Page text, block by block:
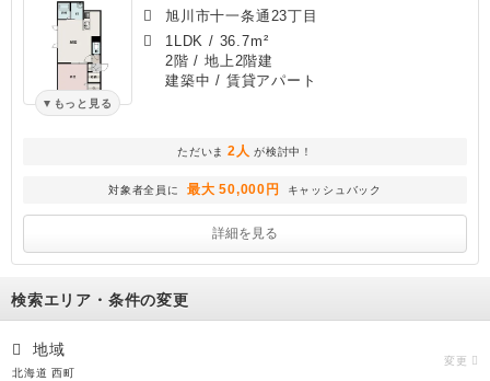
もっと見る
旭川市十一条通23丁目
1LDK / 36.7m²
2階 / 地上2階建
建築中 / 賃貸アパート
ただいま 2人 が検討中！
対象者全員に 最大 50,000円 キャッシュバック
詳細を見る
検索エリア・条件の変更
地域
北海道 西町
変更